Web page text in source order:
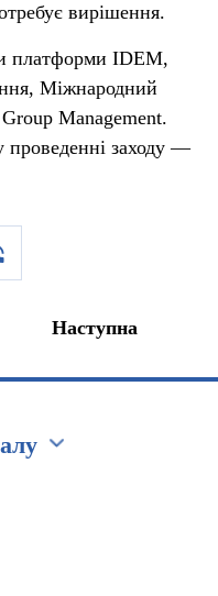
вирішення.
платформи IDEM,
Міжнародний
Management.
проведенні заходу —
Наступна